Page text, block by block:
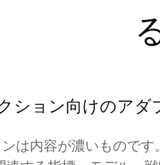
ション向けのアダ
ンは内容が濃いもので